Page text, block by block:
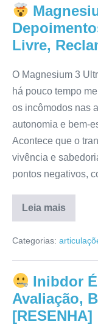
Aqui,
Onde
Comprar
[RESENHA]
Livre,
O Magnesium 3
há pouco tempo
os incômodos nas
autonomia e bem-
Acontece que o
vivência e
pontos negativos,
Leia mais
Magnesium
Ultra
Mercado
Livre,
[RESENHA]
Categorias:
Inibdor
Avaliação,
[RESENHA]